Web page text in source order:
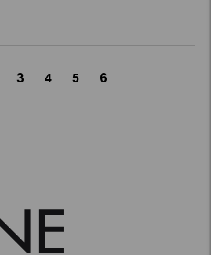
3 4 5 6